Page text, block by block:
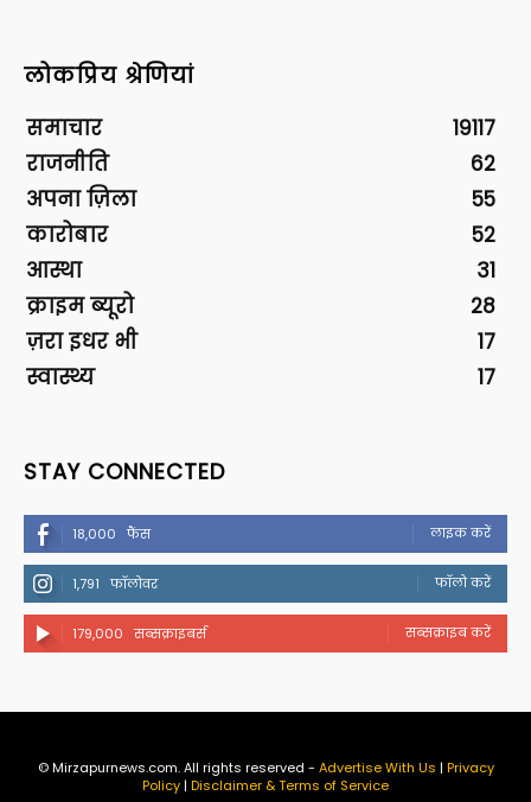
लोकप्रिय श्रेणियां
समाचार
19117
राजनीति
62
अपना ज़िला
55
कारोबार
52
आस्था
31
क्राइम ब्यूरो
28
ज़रा इधर भी
17
स्वास्थ्य
17
STAY CONNECTED
18,000 फैंस लाइक करें
1,791 फॉलोवर फॉलो करें
179,000 सब्सक्राइबर्स सब्सक्राइब करें
© Mirzapurnews.com. All rights reserved - Advertise With Us | Privacy
Policy| Disclaimer & Terms of Service